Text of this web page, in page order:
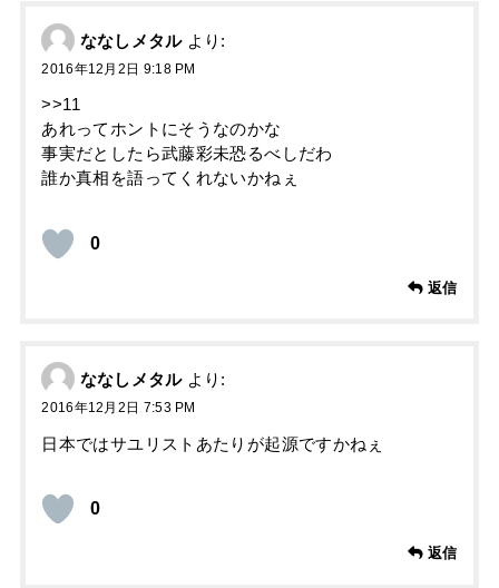
ななしメタル より:
2016年12月2日 9:18 PM
>>11
あれってホントにそうなのかな
事実だとしたら武藤彩未恐るべしだわ
誰か真相を語ってくれないかねぇ
0
返信
ななしメタル より:
2016年12月2日 7:53 PM
日本ではサユリストあたりが起源ですかねぇ
0
返信